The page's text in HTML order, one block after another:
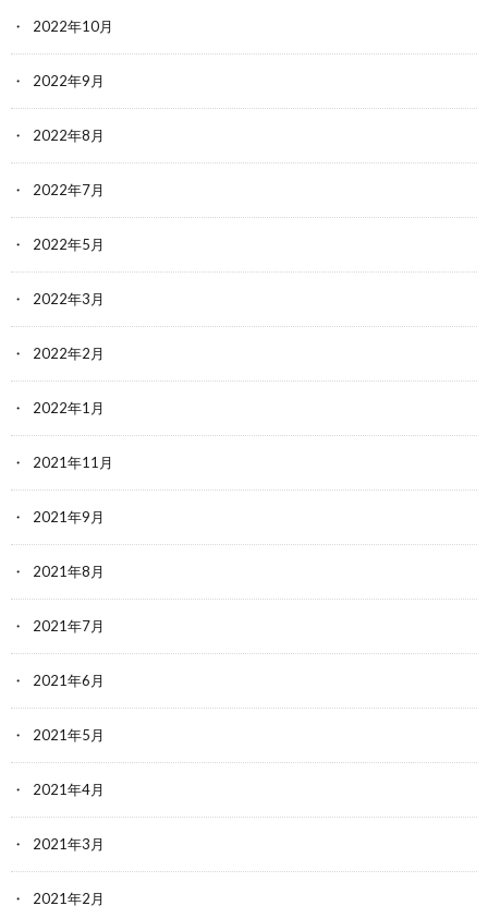
2022年10月
2022年9月
2022年8月
2022年7月
2022年5月
2022年3月
2022年2月
2022年1月
2021年11月
2021年9月
2021年8月
2021年7月
2021年6月
2021年5月
2021年4月
2021年3月
2021年2月